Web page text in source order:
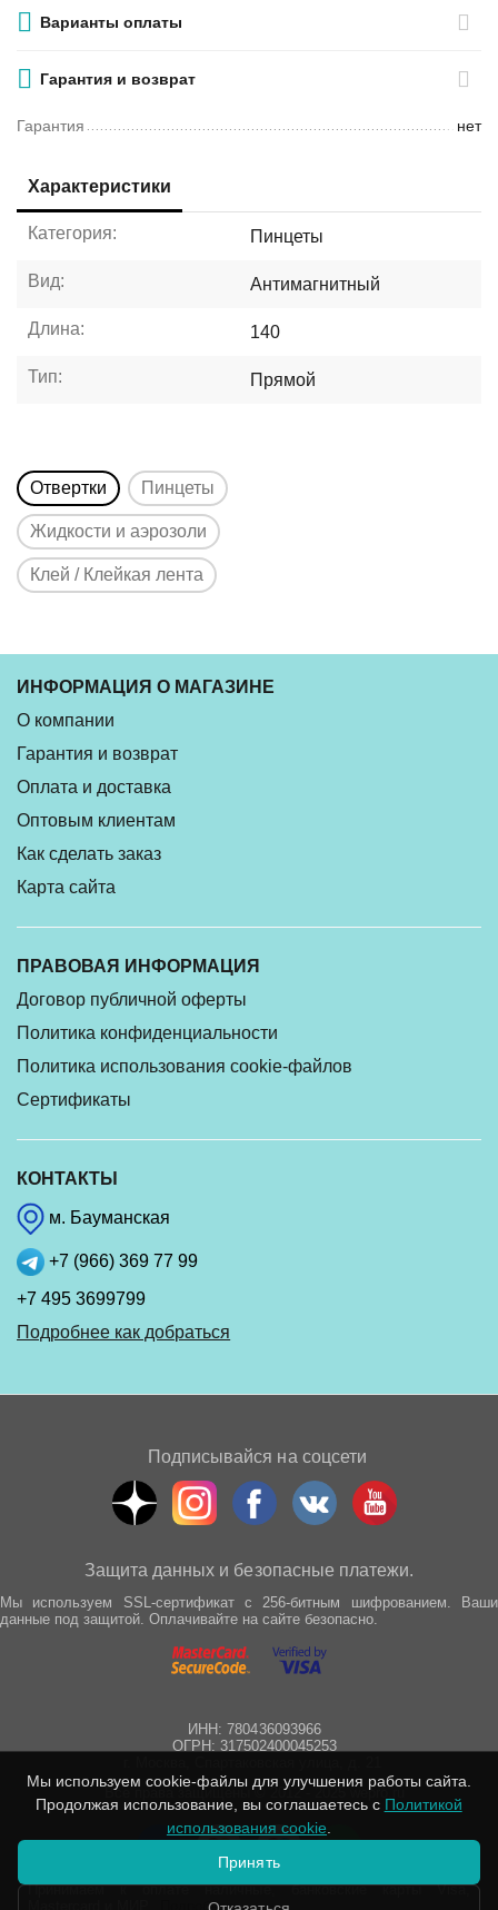
Варианты оплаты
Гарантия и возврат
Гарантия нет
Характеристики
Категория: Пинцеты
Вид: Антимагнитный
Длина: 140
Тип: Прямой
Отвертки Пинцеты
Жидкости и аэрозоли
Клей / Клейкая лента
ИНФОРМАЦИЯ О МАГАЗИНЕ
О компании
Гарантия и возврат
Оплата и доставка
Оптовым клиентам
Как сделать заказ
Карта сайта
ПРАВОВАЯ ИНФОРМАЦИЯ
Договор публичной оферты
Политика конфиденциальности
Политика использования cookie-файлов
Сертификаты
КОНТАКТЫ
м. Бауманская
+7 (966) 369 77 99
+7 495 3699799
Подробнее как добраться
Подписывайся на соцсети
Защита данных и безопасные платежи.
Мы используем SSL-сертификат с 256-битным шифрованием. Ваши
данные под защитой. Оплачивайте на сайте безопасно.
ИНН: 780436093966
ОГРН: 317502400045253
Все права защищены © 2012 - 2025 wepro.ru
Принимаем к оплате наличные, банковские карты Visa,
Подробнее
Мы используем cookie-файлы для улучшения работы сайта.
Продолжая использование, вы соглашаетесь с Политикой
использования cookie
Принять